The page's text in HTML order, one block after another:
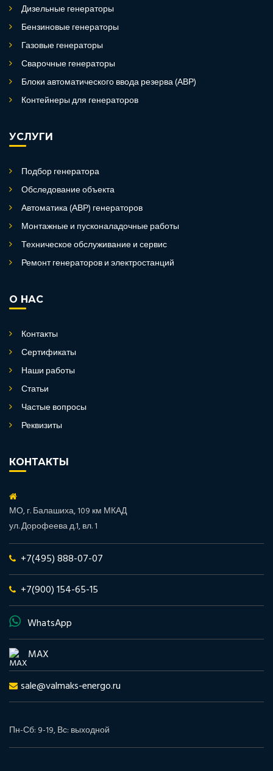
Дизельные генераторы
Бензиновые генераторы
Газовые генераторы
Сварочные генераторы
Блоки автоматического ввода резерва (АВР)
Контейнеры для генераторов
УСЛУГИ
Подбор генератора
Обследование объекта
Автоматика (АВР) генераторов
Монтажные и пусконаладочные работы
Техническое обслуживание и сервис
Ремонт генераторов и электростанций
О НАС
Контакты
Сертификаты
Наши работы
Статьи
Частые вопросы
Реквизиты
КОНТАКТЫ
МО, г. Балашиха, 109 км МКАД
ул. Дорофеева д.1, вл. 1
+7(495) 888-07-07
+7(900) 154-65-15
WhatsApp
MAX
sale@valmaks-energo.ru
Пн-Сб: 9-19, Вс: выходной